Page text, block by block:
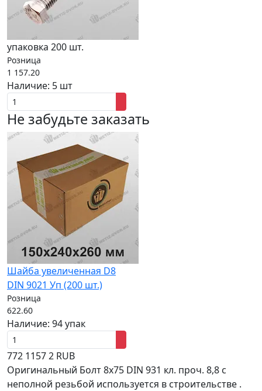
упаковка 200 шт.
Розница
1 157.20
Наличие: 5 шт
Не забудьте заказать
Шайба увеличенная D8
DIN 9021 Уп (200 шт.)
Розница
622.60
Наличие: 94 упак
772 11572 RUB
Оригинальный Болт 8х75 DIN 931 кл. проч. 8,8 с
неполной резьбой используется в строительстве .